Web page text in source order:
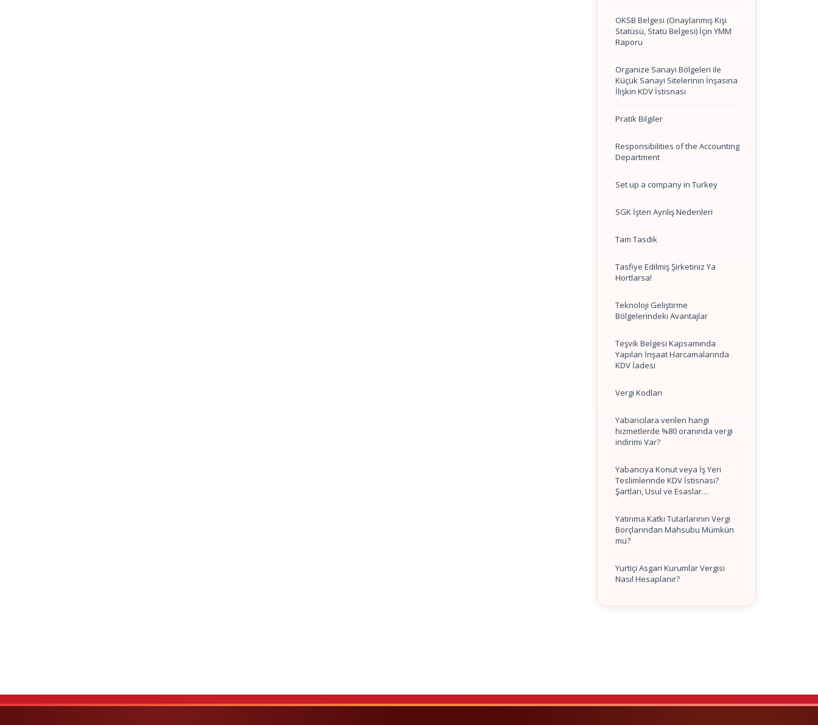
OKSB Belgesi (Onaylanmış Kişi
Statüsü, Statü Belgesi) İçin YMM
Raporu
Organize Sanayi Bölgeleri ile
Küçük Sanayi Sitelerinin İnşasına
İlişkin KDV İstisnası
Pratik Bilgiler
Responsibilities of the Accounting
Department
Set up a company in Turkey
SGK İşten Ayrılış Nedenleri
Tam Tasdik
Tasfiye Edilmiş Şirketiniz Ya
Hortlarsa!
Teknoloji Geliştirme
Bölgelerindeki Avantajlar
Teşvik Belgesi Kapsamında
Yapılan İnşaat Harcamalarında
KDV İadesi
Vergi Kodları
Yabancılara verilen hangi
hizmetlerde %80 oranında vergi
indirimi Var?
Yabancıya Konut veya İş Yeri
Teslimlerinde KDV İstisnası?
Şartları, Usul ve Esaslar…
Yatırıma Katkı Tutarlarının Vergi
Borçlarından Mahsubu Mümkün
mü?
Yurtiçi Asgari Kurumlar Vergisi
Nasıl Hesaplanır?